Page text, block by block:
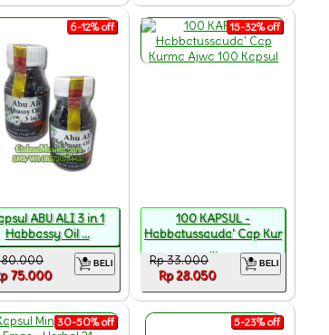
6-12% off
ABU ALI 3 in 1
Habbassy Oil ...
80.000
75.000
BELI
15-32% off
100 KAPSUL -
Habbatussauda' Cap Kur
...
Rp 33.000
Rp 28.050
BELI
30-50% off 5-23% off